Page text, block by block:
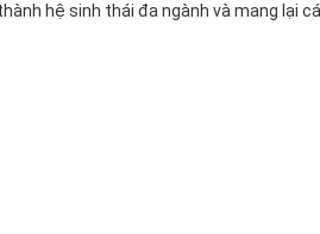
hệ sinh thái đa ngành và mang lại